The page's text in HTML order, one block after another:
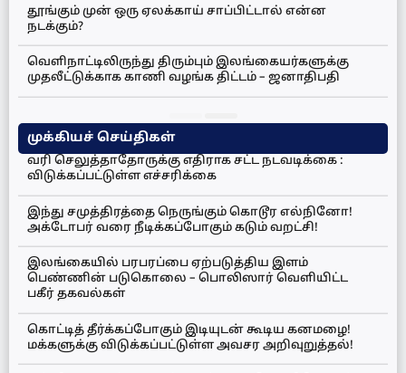
தூங்கும் முன் ஒரு ஏலக்காய் சாப்பிட்டால் என்ன
நடக்கும்?
வெளிநாட்டிலிருந்து திரும்பும் இலங்கையர்களுக்கு
முதலீட்டுக்காக காணி வழங்க திட்டம் – ஜனாதிபதி
முக்கியச் செய்திகள்
வரி செலுத்தாதோருக்கு எதிராக சட்ட நடவடிக்கை :
விடுக்கப்பட்டுள்ள எச்சரிக்கை
இந்து சமுத்திரத்தை நெருங்கும் கொடூர எல்நினோ!
அக்டோபர் வரை நீடிக்கப்போகும் கடும் வறட்சி!
இலங்கையில் பரபரப்பை ஏற்படுத்திய இளம்
பெண்ணின் படுகொலை – பொலிஸார் வெளியிட்ட
பகீர் தகவல்கள்
கொட்டித் தீர்க்கப்போகும் இடியுடன் கூடிய கனமழை!
மக்களுக்கு விடுக்கப்பட்டுள்ள அவசர அறிவுறுத்தல்!